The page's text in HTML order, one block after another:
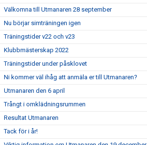
Välkomna till Utmanaren 28 september
Nu börjar simträningen igen
Träningstider v22 och v23
Klubbmästerskap 2022
Träningstider under påsklovet
Ni kommer väl ihåg att anmäla er till Utmanaren?
Utmanaren den 6 april
Trångt i omklädningsrummen
Resultat Utmanaren
Tack för i år!